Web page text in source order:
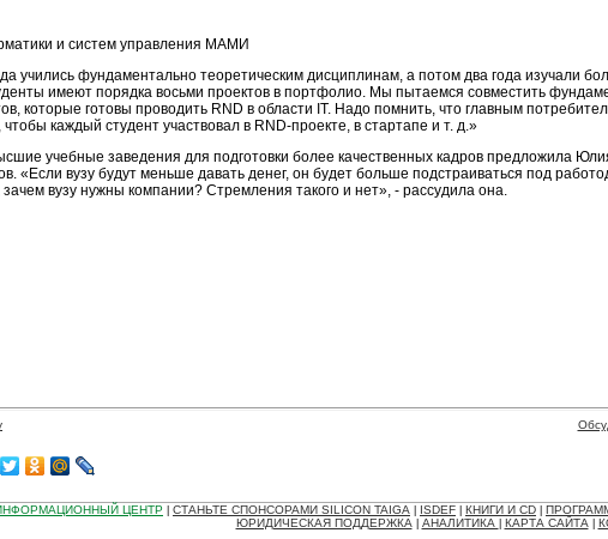
и систем управления МАМИ
учились фундаментально теоретическим дисциплинам, а потом два года изучали
имеют порядка восьми проектов в портфолио. Мы пытаемся совместить
которые готовы проводить RND в области IT. Надо помнить, что главным
каждый студент участвовал в RND-проекте, в стартапе и т. д.»
учебные заведения для подготовки более качественных кадров предложила
«Если вузу будут меньше давать денег, он будет больше подстраиваться под
зачем вузу нужны компании? Стремления такого и нет», - рассудила она.
ЦЕНТР СТАНЬТЕ СПОНСОРАМИ SILICON TAIGA ISDEF КНИГИ И CD
ЮРИДИЧЕСКАЯ ПОДДЕРЖКА| АНАЛИТИКА КАРТА САЙТА|